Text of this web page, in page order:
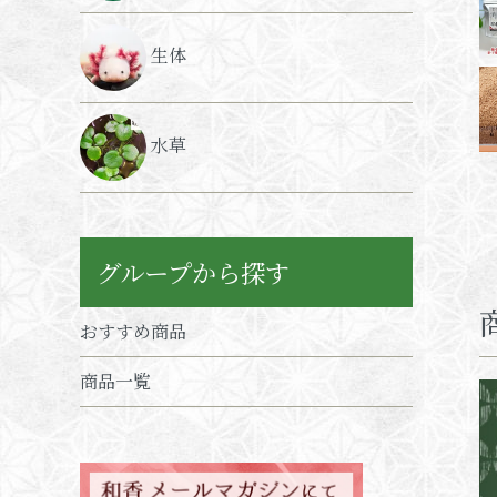
生体
水草
グループから探す
おすすめ商品
商品一覧